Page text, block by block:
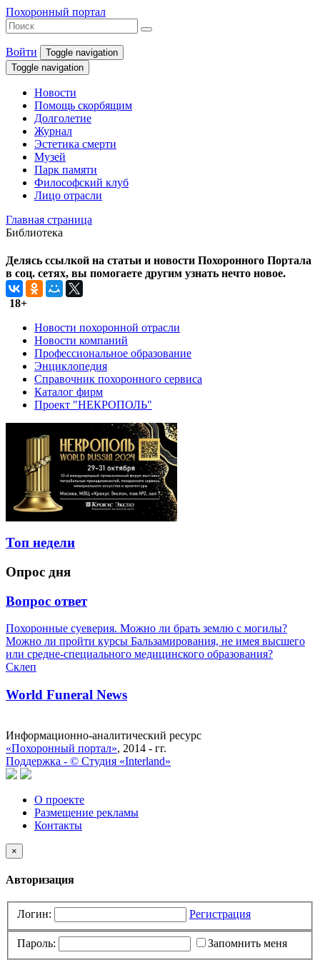
Похоронный портал
Войти
Toggle navigation
Toggle navigation
Новости
Помощь скорбящим
Долголетие
Журнал
Эстетика смерти
Музей
Парк памяти
Философский клуб
Лицо отрасли
Главная страница
Библиотека
Делясь ссылкой на статьи и новости Похоронного Портала
в соц. сетях, вы помогаете другим узнать нечто новое.
18+
Новости похоронной отрасли
Новости компаний
Профессиональное образование
Энциклопедия
Справочник похоронного сервиса
Каталог фирм
Проект "НЕКРОПОЛЬ"
Топ недели
Опрос дня
Вопрос ответ
Похоронные суеверия. Можно ли брать землю с могилы?
Можно ли пройти курсы Бальзамирования, не имея высшего
или средне-специального медицинского образования?
Склеп
World Funeral News
Информационно-аналитический ресурс
«Похоронный портал», 2014 - гг.
Поддержка - © Cтудия «Interland»
О проекте
Размещение рекламы
Контакты
×
Авторизация
Логин: Регистрация
Пароль: Запомнить меня